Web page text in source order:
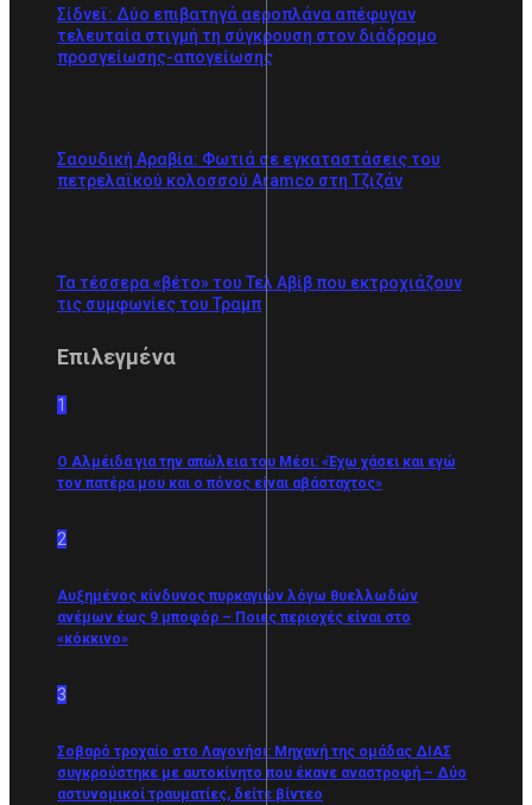
Σίδνεϊ: Δύο επιβατηγά αεροπλάνα απέφυγαν
τελευταία στιγμή τη σύγκρουση στον διάδρομο
προσγείωσης-απογείωσης
Σαουδική Αραβία: Φωτιά σε εγκαταστάσεις του
πετρελαϊκού κολοσσού Aramco στη Τζιζάν
Τα τέσσερα «βέτο» του Τελ Αβίβ που εκτροχιάζουν
τις συμφωνίες του Τραμπ
Επιλεγμένα
1
O Αλμέιδα για την απώλεια του Μέσι: «Έχω χάσει και εγώ
τον πατέρα μου και ο πόνος είναι αβάσταχτος»
2
Αυξημένος κίνδυνος πυρκαγιών λόγω θυελλωδών
ανέμων έως 9 μποφόρ – Ποιες περιοχές είναι στο
«κόκκινο»
3
Σοβαρό τροχαίο στο Λαγονήσι: Μηχανή της ομάδας ΔΙΑΣ
συγκρούστηκε με αυτοκίνητο που έκανε αναστροφή – Δύο
αστυνομικοί τραυματίες, δείτε βίντεο